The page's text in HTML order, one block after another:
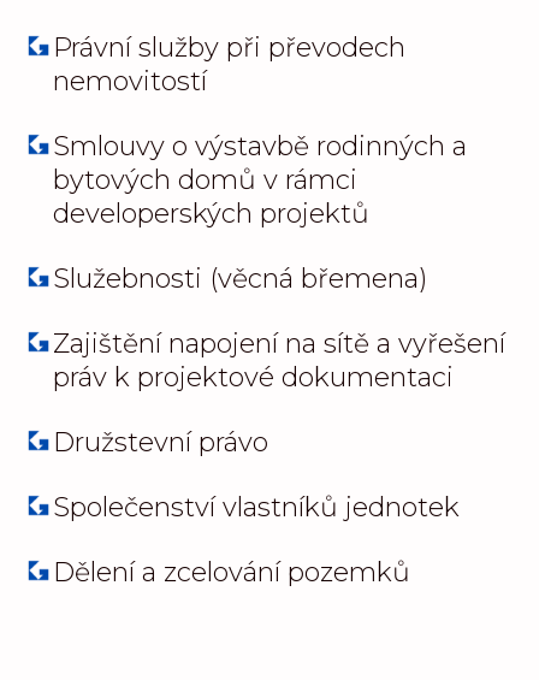
Právní služby při převodech
nemovitostí
Smlouvy o výstavbě rodinných a
bytových domů v rámci
developerských projektů
Služebnosti (věcná břemena)
Zajištění napojení na sítě a vyřešení
práv k projektové dokumentaci
Družstevní právo
Společenství vlastníků jednotek
Dělení a zcelování pozemků